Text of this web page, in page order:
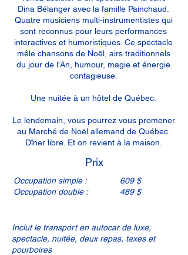
Dina Bélanger avec la famille Painchaud.
Quatre musiciens multi-instrumentistes qui
sont reconnus pour leurs performances
interactives et humoristiques. Ce spectacle
mêle chansons de Noël, airs traditionnels
du jour de l'An, humour, magie et énergie
contagieuse.
Une nuitée à un hôtel de Québec.
Le lendemain, vous pourrez vous promener
au Marché de Noël allemand de Québec.
Dîner libre. Et on revient à la maison.
Prix
Occupation simple :
Occupation double :
609 $
489 $
Inclut le transport en autocar de luxe,
spectacle, nuitée, deux repas, taxes et
pourboires